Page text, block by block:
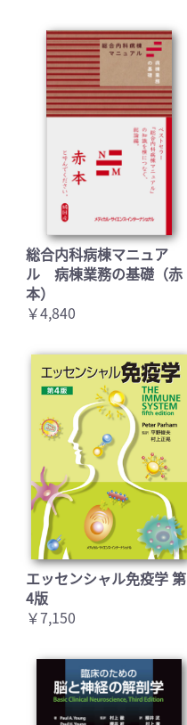
お買い物を続ける
総合内科病棟マニュア
ル 病棟業務の基礎（赤
本）
￥4,840
エッセンシャル免疫学 第
4版
￥7,150